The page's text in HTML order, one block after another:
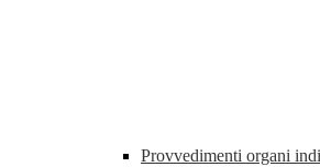
Provvedimenti organi